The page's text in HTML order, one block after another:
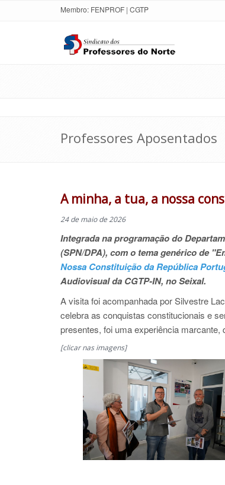
Membro: FENPROF | CGTP
Professores Aposentados
A minha, a tua, a nossa
24 de maio de 2026
Integrada na programação do
(SPN/DPA), com o tema genérico de
Nossa Constituição da República
Audiovisual da CGTP-IN, no Seixal.
A visita foi acompanhada por Silvestre
celebra as conquistas constitucionais e
presentes, foi uma experiência
[clicar nas imagens]